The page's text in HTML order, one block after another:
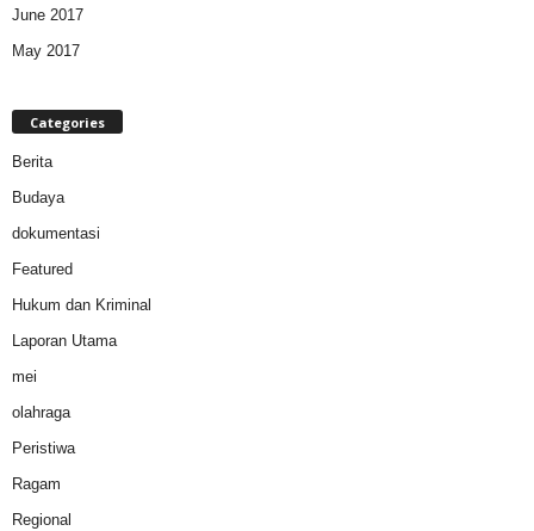
June 2017
May 2017
Categories
Berita
Budaya
dokumentasi
Featured
Hukum dan Kriminal
Laporan Utama
mei
olahraga
Peristiwa
Ragam
Regional